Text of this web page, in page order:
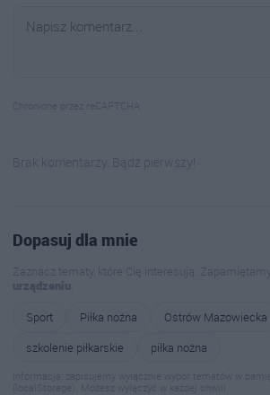
Chronione przez reCAPTCHA
Brak komentarzy. Bądź pierwszy!
Dopasuj dla mnie
Zaznacz tematy, które Cię interesują.
urządzeniu
Sport
Piłka nożna
Ostrów Mazowiecka
szkolenie piłkarskie
piłka nożna
Informacja: zapisujemy wyłącznie wybór tematów w
(localStorage). Możesz wyłączyć w każdej chwili.